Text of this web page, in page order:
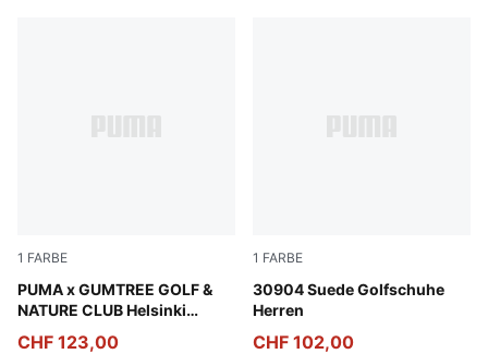
1 FARBE
PUMA x GUMTREE GOLF &
NATURE CLUB Helsinki
Warm White-Flat Dark Gray-Dark Sage
CHF 123,00
1 FARBE
30904 Suede Golfschuhe
Herren
Warm White-Luso Green
CHF 102,00